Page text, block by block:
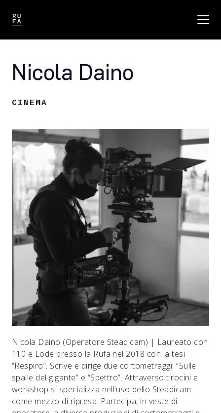
Nicola Daino
CINEMA
Nicola Daino (Operatore Steadicam) | Laureato con
110 e Lode presso la Rufa nel 2018 con la tesi
“Respiro”. Scrive e dirige due cortometraggi: “Sulle
spalle del gigante” e “Spettro”. Attraverso tirocini e
workshop si specializza nell’uso dello Steadicam
come mezzo di ripresa. Partecipa, in veste di